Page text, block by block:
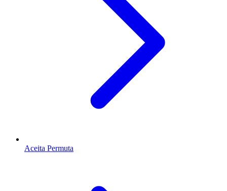
Aceita Permuta